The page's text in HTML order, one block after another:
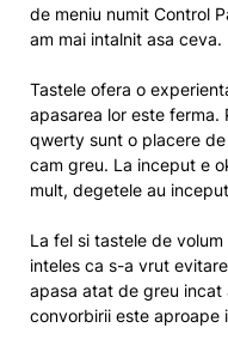
de meniu numit Control
am mai intalnit asa ceva.
Tastele ofera o
apasarea lor este ferma.
qwerty sunt o placere
cam greu. La inceput e
mult, degetele au
La fel si tastele de
inteles ca s-a vrut
apasa atat de greu incat
convorbirii este aproape